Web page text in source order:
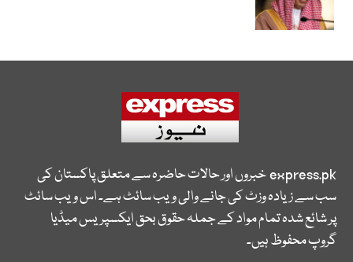
express.pkخبروں اور حالات حاضرہ سے متعلق پاکستان کی
سب سے زیادہ وزٹ کی جانے والی ویب سائٹ ہے۔ اس ویب سائٹ
پر شائع شدہ تمام مواد کے جملہ حقوق بحق ایکسپریس میڈیا
گروپ محفوظ ہیں۔